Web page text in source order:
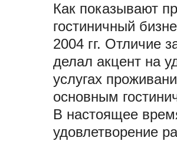
Как показывают
гостиничный
2004 гг. Отличие
делал акцент на
услугах
основным
В настоящее
удовлетворение